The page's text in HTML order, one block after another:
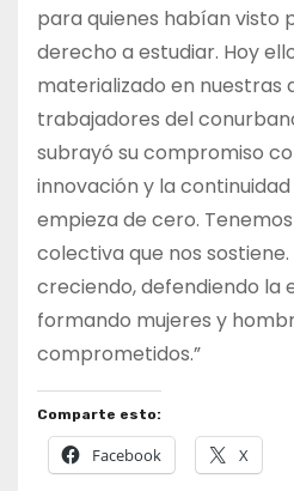
para quienes habían visto
derecho a estudiar. Hoy
materializado en nuestras
trabajadores del
subrayó su compromiso
innovación y la continuidad
empieza de cero.
colectiva que nos
creciendo, defendiendo la
formando mujeres y
comprometidos.”
Comparte esto:
Facebook X